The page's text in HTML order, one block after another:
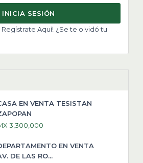
INICIA SESIÓN
Aquí! ¿Se te olvidó tu
EN VENTA TESISTAN
3,300,000
EN VENTA
DE LAS RO...